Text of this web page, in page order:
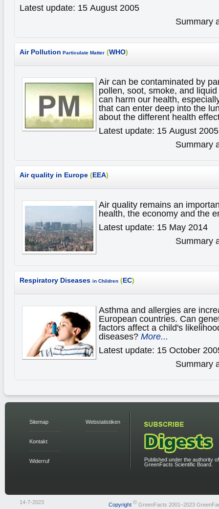
Latest update: 15 August 2005
Summary
Air Pollution Particulate Matter (WHO)
Air can be contaminated by
pollen, soot, smoke, and
can harm our health,
that can enter deep into the
about the different health
Latest update: 15 August 2005
Summary
Air quality in Europe (EEA)
Air quality remains an
health, the economy and the
Latest update: 15 May 2014
Summary
Respiratory Diseases in Children (EC)
Asthma and allergies are
European countries. Can
factors affect a child's
diseases? More...
Latest update: 15 October
Summary
Sitemap
Kontakt
Widerruf
Webstatistiken
Published under the authority
GreenFacts Scientific Board.
14-7-2023 Copyright © GreenFacts 2001–2023